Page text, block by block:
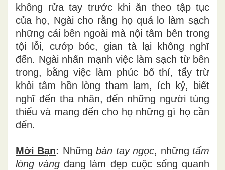
không rửa tay trước khi ăn theo tập tục
của họ, Ngài cho rằng họ quá lo làm sạch
những cái bên ngoài mà nội tâm bên trong
tội lỗi, cướp bóc, gian tà lại không nghĩ
đến. Ngài nhấn mạnh việc làm sạch từ bên
trong, bằng việc làm phúc bố thí, tẩy trừ
khỏi tâm hồn lòng tham lam, ích kỷ, biết
nghĩ đến tha nhân, đến những người túng
thiếu và mang đến cho họ những gì họ cần
đến.
Mời Bạn: Nhữngbàn tay ngọc, những tấm
lòng vàng đang làm đẹp cuộc sống quanh